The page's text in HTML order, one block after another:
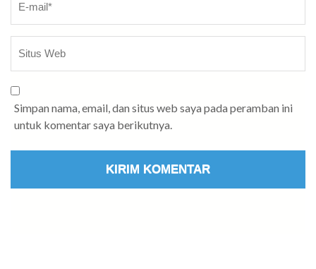
Simpan nama, email, dan situs web saya pada peramban ini
untuk komentar saya berikutnya.